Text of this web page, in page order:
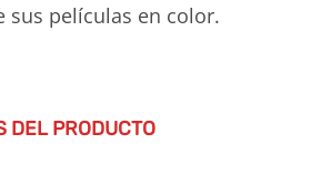
sus películas en color.
DEL PRODUCTO